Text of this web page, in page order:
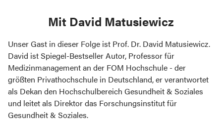
mit David Matusiewicz
Unser Gast in dieser Folge ist Prof. Dr. David Matusiewicz.
David ist Spiegel-Bestseller Autor, Professor für
Medizinmanagement an der FOM Hochschule - der
größten Privathochschule in Deutschland, er verantwortet
als Dekan den Hochschulbereich Gesundheit & Soziales
und leitet als Direktor das Forschungsinstitut für
Gesundheit & Soziales.